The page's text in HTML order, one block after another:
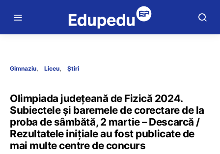
Gimnaziu Liceu Știri
Olimpiada județeană de Fizică 2024.
Subiectele și baremele de corectare de la
proba de sâmbătă, 2 martie – Descarcă /
Rezultatele inițiale au fost publicate de
mai multe centre de concurs